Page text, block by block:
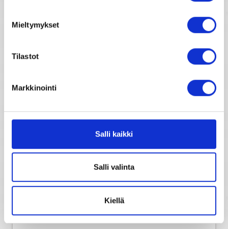
Mieltymykset
Tilastot
Markkinointi
Salli kaikki
Salli valinta
Kiellä
Rakkaushoroskooppi
Parisuhdehoroskooppi
Kiinalainen horoskooppi
Horoskooppimerkkien kuvaukset
Horoskooppiarkisto